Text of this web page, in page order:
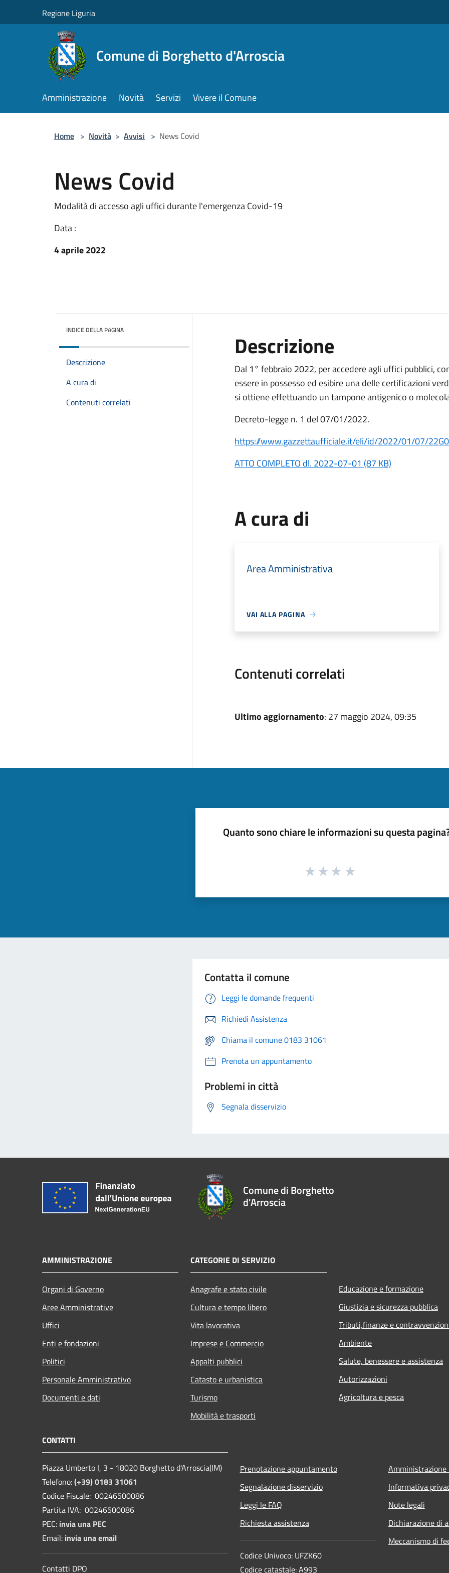
Regione Liguria
Comune di Borghetto d'Arroscia
Amministrazione Novità Servizi Vivere il Comune
Home > Novità > Avvisi > News Covid
News Covid
Modalità di accesso agli uffici durante l'emergenza Covid-19
Data :
4 aprile 2022
INDICE DELLA PAGINA
Descrizione
A cura di
Contenuti correlati
Descrizione
Dal 1° febbraio 2022, per accedere agli uffici pubblici,
essere in possesso ed esibire una delle certificazioni
si ottiene effettuando un tampone antigenico o
Decreto-legge n. 1 del 07/01/2022.
https://www.gazzettaufficiale.it/eli/id/2022/01/07/
ATTO COMPLETO dl. 2022-07-01 (87 KB)
A cura di
Area Amministrativa
VAI ALLA PAGINA
Contenuti correlati
Ultimo aggiornamento: 27 maggio 2024, 09:35
Quanto sono chiare le informazioni su questa
Contatta il comune
Leggi le domande frequenti
Richiedi Assistenza
Chiama il comune 0183 31061
Prenota un appuntamento
Problemi in città
Segnala disservizio
Comune di Borghetto
d'Arroscia
AMMINISTRAZIONE
Organi di Governo
Aree Amministrative
Uffici
Enti e fondazioni
Politici
Personale Amministrativo
Documenti e dati
CATEGORIE DI SERVIZIO
Anagrafe e stato civile
Cultura e tempo libero
Vita lavorativa
Imprese e Commercio
Appalti pubblici
Catasto e urbanistica
Turismo
Mobilità e trasporti
Educazione e formazione
Giustizia e sicurezza pubblica
Tributi,finanze e
Ambiente
Salute, benessere e assistenza
Autorizzazioni
Agricoltura e pesca
CONTATTI
Piazza Umberto I, 3 - 18020 Borghetto d'Arroscia(IM)
Telefono:(+39) 0183 31061
Codice Fiscale: 00246500086
Partita IVA: 00246500086
PEC: invia una PEC
Email: invia una email
Contatti DPO
Prenotazione appuntamento
Segnalazione disservizio
Leggi le FAQ
Richiesta assistenza
Codice Univoco: UFZK60
Codice catastale: A993
Informativa
Note legali
Dichiarazione di
Meccanismo di